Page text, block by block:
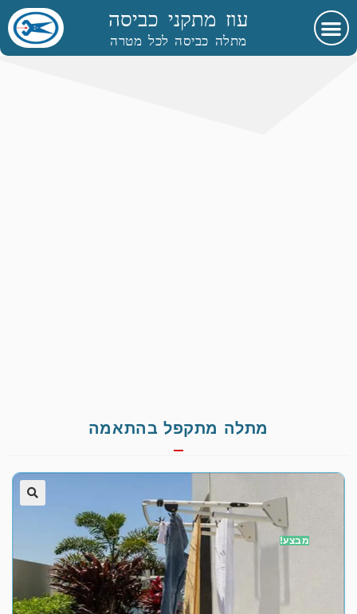
עוז מתקני כביסה
מתלה כביסה לכל מטרה
מתלה מתקפל בהתאמה
מבצע!